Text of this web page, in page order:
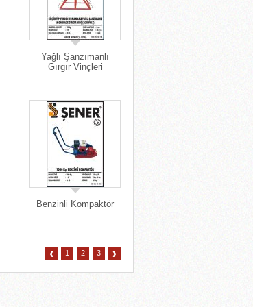
Yağlı Şanzımanlı
Gırgır Vinçleri
Benzinli Kompaktör
1 2 3